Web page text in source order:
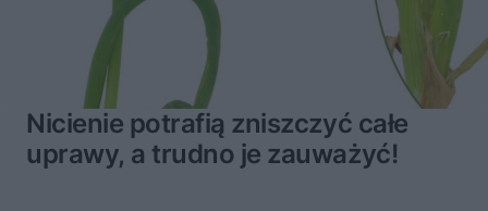
Nicienie potrafią zniszczyć całe
uprawy, a trudno je zauważyć!